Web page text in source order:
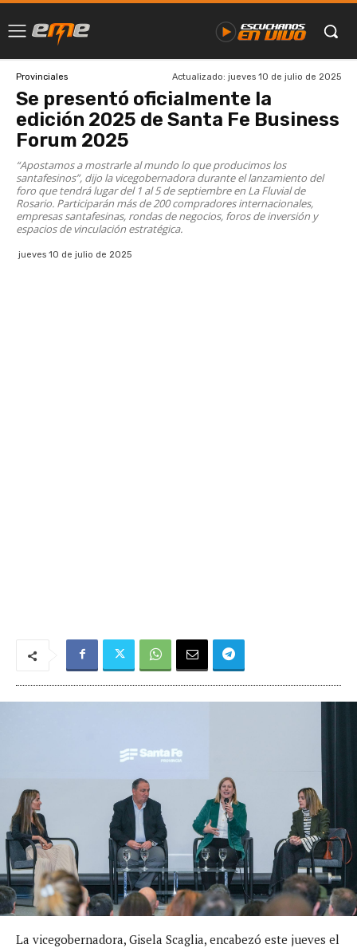
Provinciales Actualizado: jueves 10 de julio de 2025
Se presentó oficialmente la
edición 2025 de Santa Fe Business
Forum 2025
“Apostamos a mostrarle al mundo lo que producimos los
santafesinos”, dijo la vicegobernadora durante el lanzamiento del
foro que tendrá lugar del 1 al 5 de septiembre en La Fluvial de
Rosario. Participarán más de 200 compradores internacionales,
empresas santafesinas, rondas de negocios, foros de inversión y
espacios de vinculación estratégica.
jueves 10 de julio de 2025
La vicegobernadora, Gisela Scaglia, encabezó este jueves el